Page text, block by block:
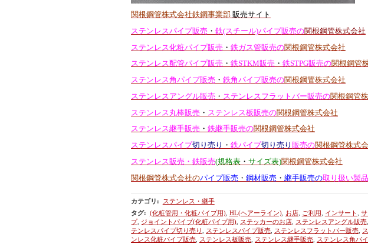
関根鋼管株式会社鉄鋼事業部 販売サイト
ステンレスパイプ販売 ・ 鉄(スチール)パイプ販売の関根鋼管株式会社
ステンレス化粧パイプ販売 ・ 鉄ガス管販売の関根鋼管株式会社
ステンレス配管パイプ販売 ・ 鉄STKM販売 ・ 鉄STPG販売の関根鋼管
ステンレス角パイプ販売 ・ 鉄角パイプ販売の関根鋼管株式会社
ステンレスアングル販売 ・ ステンレスフラットバー販売の関根鋼管
ステンレス丸棒販売 ・ ステンレス板販売の関根鋼管株式会社
ステンレス継手販売 ・ 鉄継手販売の関根鋼管株式会社
ステンレスパイプ切り売り ・ 鉄パイプ切り売り 販売の関根鋼管株式
ステンレス販売・鉄販売(規格表 ・ サイズ表)関根鋼管株式会社
関根鋼管株式会社のパイプ販売 ・ 鋼材販売 ・ 継手販売の取り扱い製
カテゴリ :
ステンレス・継手
タグ: (化粧管用・化粧パイプ用), HL(ヘアーライン), お店, ご利用 インサート
プ, ジョイントパイプ(化粧パイプ用) ステッカーのお店 ステンレスアングル販売
テンレスパイプ切り売り
ステンレスパイプ販売 ステンレスフラットバー販売
ンレス化粧パイプ販売 ステンレス板販売 ステンレス継手販売 ステンレス角パ